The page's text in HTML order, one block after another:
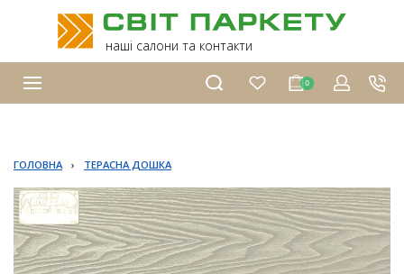
наші салони та контакти
0
ГОЛОВНА › ТЕРАСНА ДОШКА